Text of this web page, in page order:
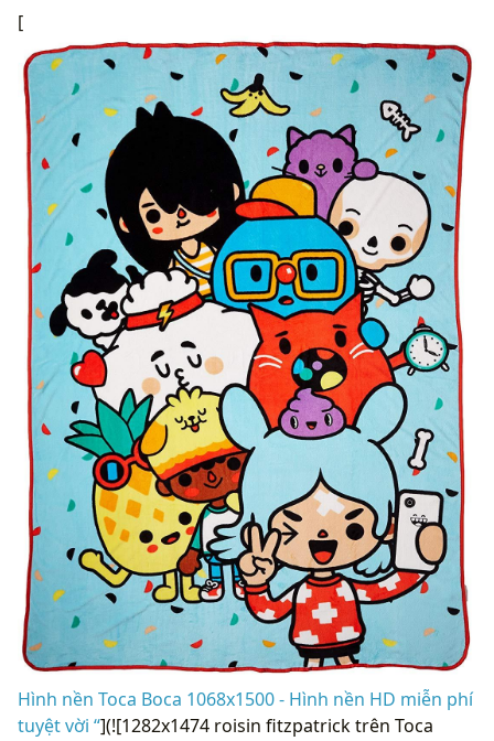
[
Hình nền Toca Boca 1068x1500 - Hình nền HD miễn phí
tuyệt vời “](![1282x1474 roisin fitzpatrick trên Toca